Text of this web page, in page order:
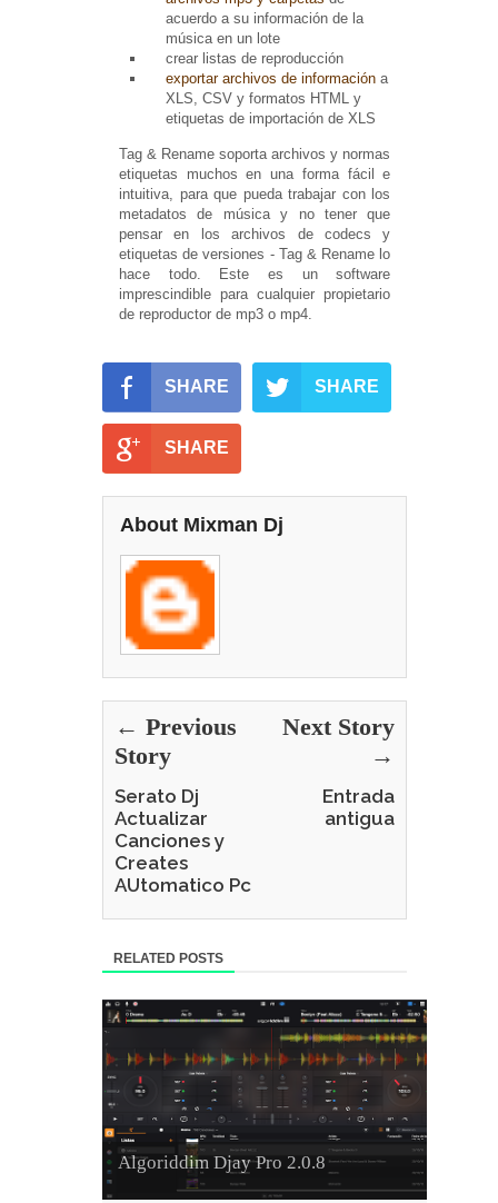
acuerdo a su información de la
música en un lote
crear listas de reproducción
exportar archivos de información a
XLS, CSV y formatos HTML y
etiquetas de importación de XLS
Tag & Rename soporta archivos y normas
etiquetas muchos en una forma fácil e
intuitiva, para que pueda trabajar con los
metadatos de música y no tener que
pensar en los archivos de codecs y
etiquetas de versiones - Tag & Rename lo
hace todo.
Este es un software
imprescindible para cualquier propietario
de reproductor de mp3 o mp4.
SHARE SHARE
SHARE
About Mixman Dj
← Previous
Story
Serato Dj
Actualizar
Canciones y
Creates
AUtomatico Pc
Next Story
→
Entrada
antigua
RELATED POSTS
Algoriddim Djay Pro 2.0.8